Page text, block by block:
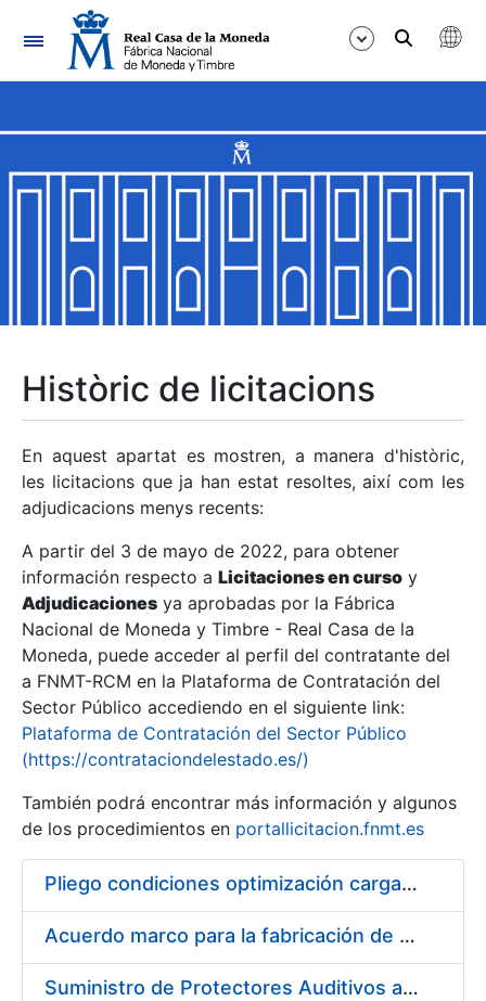
Navegació
Mostra/Amaga
Mostra/Amaga
Mostra/Amaga
Mostra/Amaga
Mostra/Amaga
Mostra/Amaga
Històric de licitacions
En aquest apartat es mostren, a manera d'històric,
les licitacions que ja han estat resoltes, així com les
adjudicacions menys recents:
A partir del 3 de mayo de 2022, para obtener
información respecto a Licitaciones en curso y
Adjudicaciones ya aprobadas por la Fábrica
Nacional de Moneda y Timbre - Real Casa de la
Moneda, puede acceder al perfil del contratante del
a FNMT-RCM en la Plataforma de Contratación del
Sector Público accediendo en el siguiente link:
Plataforma de Contratación del Sector Público
(https://contrataciondelestado.es/)
También podrá encontrar más información y algunos
de los procedimientos en portallicitacion.fnmt.es
Pliego condiciones optimización cargas compras firmado
Acuerdo marco para la fabricación de piezas
Suministro de Protectores Auditivos a medida para las personas trabajadoras de los Centros de Trabajo de Madrid y Burgos